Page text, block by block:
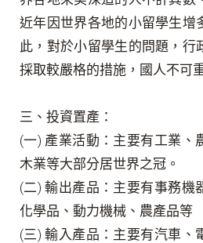
近年因世界各地的小留學生增
此，對於小留學生的問題，行
採取較嚴格的措施，國人不可
三、投資置產：
(一) 產業活動：主要有工業、
木業等大部分居世界之冠。
(二)輸出產品：主要有事務機
化學品、動力機械、農產品等
(三)輸入產品：主要有汽車、